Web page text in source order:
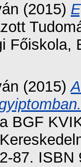
(2015)
Főiskola,
(2015)
BGF
87. ISBN